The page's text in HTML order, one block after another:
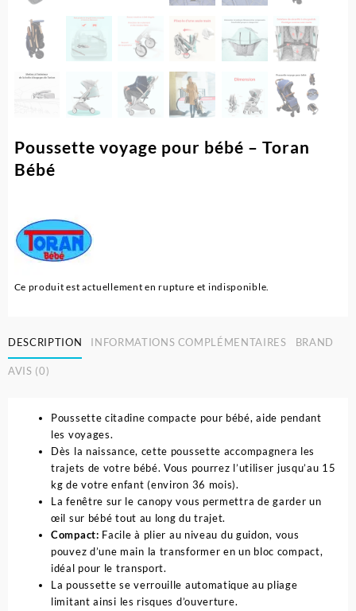
Poussette voyage pour bébé – Toran
Bébé
Ce produit est actuellement en rupture et indisponible.
DESCRIPTION INFORMATIONS COMPLÉMENTAIRES BRAND
AVIS (0)
Poussette citadine compacte pour bébé, aide pendant
les voyages.
Dès la naissance, cette poussette accompagnera les
trajets de votre bébé. Vous pourrez l’utiliser jusqu’au 15
kg de votre enfant (environ 36 mois).
La fenêtre sur le canopy vous permettra de garder un
œil sur bébé tout au long du trajet.
Compact: Facile à plier au niveau du guidon, vous
pouvez d’une main la transformer en un bloc compact,
idéal pour le transport.
La poussette se verrouille automatique au pliage
limitant ainsi les risques d’ouverture.